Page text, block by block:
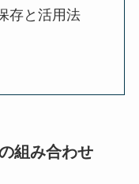
存と活用法
組み合わせ